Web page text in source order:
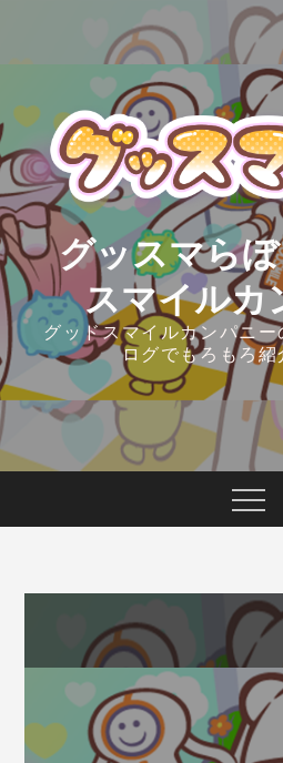
グッスマら
スマイルカ
グッドスマイルカンパニ
ログでもろもろ